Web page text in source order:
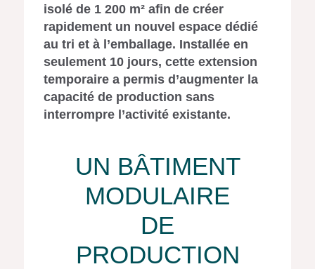
isolé de 1 200 m² afin de créer
rapidement un nouvel espace dédié
au tri et à l’emballage. Installée en
seulement 10 jours, cette extension
temporaire a permis d’augmenter la
capacité de production sans
interrompre l’activité existante.
UN BÂTIMENT
MODULAIRE
DE
PRODUCTION